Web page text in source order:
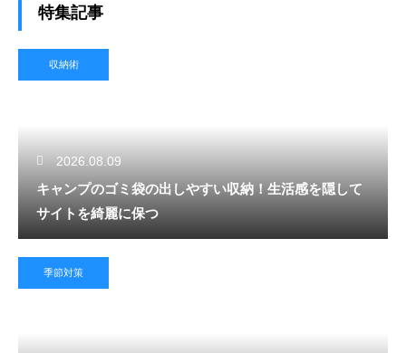
特集記事
収納術
2026.08.09
キャンプのゴミ袋の出しやすい収納！生活感を隠して
サイトを綺麗に保つ
季節対策